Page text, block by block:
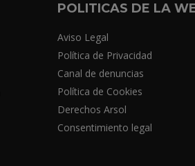
POLITICAS DE LA
Aviso Legal
Política de Privacidad
Canal de denuncias
Política de Cookies
Derechos Arsol
Consentimiento legal